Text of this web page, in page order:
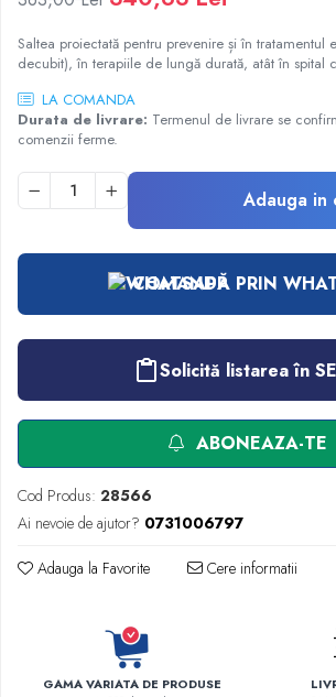
Injectomate
CPAP si AUTOCPAP
Instrumentar
Instalatii gaze medicinale
Oxigenatoare
Statii gaze medicinale
Prize gaze medicinale
Regulatoare presiune gaze medicinale
Butelii gaze medicale
Carucioare butelii gaze
Conectori gaze medicinale
Componente statii gaze
Panouri control si alarmare
Console ATI si UPU
Dispozitive si sisteme de prindere / fixare
Rampa gaze medicale pat pacient
Rampa iluminat alarmare
Robineti
Tevi cupru si accesorii
Lavoare apa sterila
Lavoare chirurgicale
Saltea proiectată pentru prevenire și în tratamentul
decubit), în terapiile de lungă durată, atât în spital
LA COMANDA
Durata de livrare: Termenul de livrare se
comenzii ferme.
Adauga in
COMANDĂ PRIN
Solicită listarea în
ABONEAZA-TE
Cod Produs: 28566
Ai nevoie de ajutor? 0731006797
Adauga la Favorite Cere informatii
GAMA VARIATA DE PRODUSE